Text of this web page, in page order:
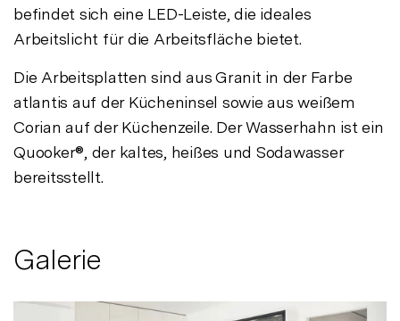
befindet sich eine LED-Leiste, die ideales
Arbeitslicht für die Arbeitsfläche bietet.
Die Arbeitsplatten sind aus Granit in der Farbe
atlantis auf der Kücheninsel sowie aus weißem
Corian auf der Küchenzeile. Der Wasserhahn ist ein
Quooker®, der kaltes, heißes und Sodawasser
bereitsstellt.
Galerie